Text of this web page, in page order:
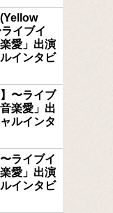
(Yellow
イブイ
愛」出演
インタビ
〜ライブ
楽愛」出
ルインタ
ライブイ
愛」出演
インタビ